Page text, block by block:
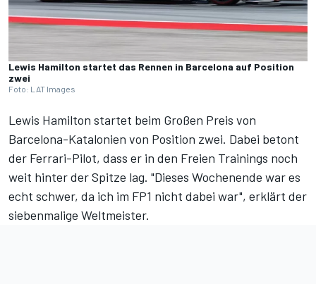
Lewis Hamilton startet das Rennen in Barcelona auf Position
zwei
Foto: LAT Images
Lewis Hamilton startet beim Großen Preis von
Barcelona-Katalonien von Position zwei. Dabei betont
der Ferrari-Pilot, dass er in den Freien Trainings noch
weit hinter der Spitze lag. "Dieses Wochenende war es
echt schwer, da ich im FP1 nicht dabei war", erklärt der
siebenmalige Weltmeister.